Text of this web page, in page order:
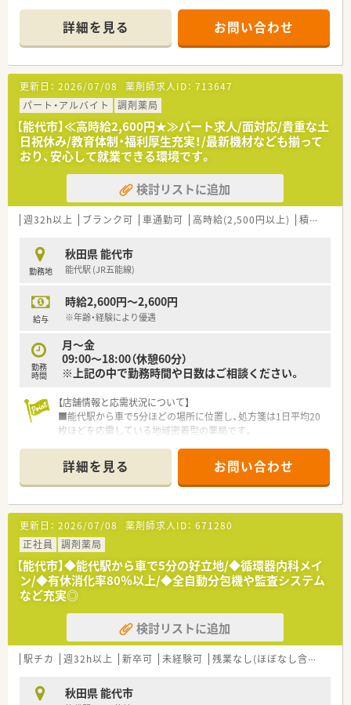
くの症例に触れながら知識を深められる環境です。
■1日平均75枚程度の処方箋を扱っており、在宅業務にも取り組
むなど地域医療の拠点としての役割を担っています。
【法人特徴について】
■秋田県能代市にて地域に根付いた経営を続けており、患者様一
人ひとりに寄り添ったサービス提供を最優先しています。
■大手チェーンにはない風通しの良さがあり、経営者との距離も
近く社員の意見を柔軟に取り入れてくれる社風が魅力です。
■経営基盤が安定しているため将来への不安が少なく、安心して
日々の業務に専念できる良好な就業環境が整っています。
【想定される業務内容】
■処方箋に基づいた正確な調剤業務をはじめとして、患者様の体
調や服薬状況に合わせた適切な服薬指導を行って頂きます。
の健康相談にも気軽に乗れる体制を構築しています。
■居宅や施設への在宅訪問業務も含まれるため、薬局内にとどま
らず多職種と連携しながら幅広く活躍できるお仕事です。
詳細を見る お問い合わせ
更新日： 2026/07/08 薬剤師求人ID： 713647
パート・アルバイト
調剤薬局
【能代市】≪高時給2,600円★≫パート求人/面対応/貴重な土
日祝休み/教育体制・福利厚生充実！/最新機材なども揃って
おり、安心して就業できる環境です。
検討リストに追加
週32h以上 ブランク可 車通勤可 高時給(2,500円以上) 積雪あり
勤務地
秋田県 能代市
能代駅 (JR五能線)
給与
時給2,600円～2,600円
※年齢・経験により優遇
勤務
時間
月～金
09:00～18:00（休憩60分）
※上記の中で勤務時間や日数はご相談ください。
【店舗情報と応需状況について】
■能代駅から車で5分ほどの場所に位置し、処方箋は1日平均20
枚ほどを応需している地域密着型の薬局です。
対応を行っており、様々な処方に触れられる環境です。
■常勤2名と非常勤1名が在籍しており、枚数が落ち着いている
ため一人ひとりの患者様と丁寧に向き合えます。
【法人特徴について】
■東北3県を中心に展開する大手グループの一員であり、上場企
業ならではの充実した福利厚生が大きな魅力です。
■迅速かつ正確な調剤をモットーに掲げ、最新機材の導入による
安全な医療提供と人材育成に力を入れています。
■調剤業務に専念できるよう品出し作業は薬剤師が行わない方
針を徹底し、専門職としての職責を全うできます。
【こんな方にオススメ】
■調剤業務に専念できる環境で、品出しなどの雑務から解放され
て薬剤師としての専門性を発揮したい方にお勧めです。
厚い福利厚生を同時に手に入れたい方に最適です。
■患者様を「お客様」として捉える高いホスピタリティを持ち、
詳細を見る お問い合わせ
更新日： 2026/07/08 薬剤師求人ID： 671280
正社員
調剤薬局
【能代市】◆能代駅から車で5分の好立地/◆循環器内科メイ
ン/◆有休消化率80％以上/◆全自動分包機や監査システム
など充実◎
検討リストに追加
駅チカ 週32h以上 新卒可 未経験可 残業なし(ほぼなし含む)
秋田県 能代市